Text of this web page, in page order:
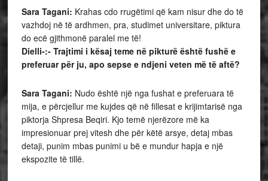
Sara Tagani: Krahas cdo rrugëtimi që kam nisur dhe do të
vazhdoj në të ardhmen, pra, studimet universitare, piktura
do ecë gjithmonë paralel me të!
Dielli-:- Trajtimi i kësaj teme në pikturë është fushë e
preferuar për ju, apo sepse e ndjeni veten më të aftë?
Sara Tagani: Nudo është një nga fushat e preferuara të
mija, e përcjellur me kujdes që në fillesat e krijimtarisë nga
piktorja Shpresa Beqiri. Kjo temë njerëzore më ka
impresionuar prej vitesh dhe për këtë arsye, detaj mbas
detaji, punim mbas punimi u bë e mundur hapja e një
ekspozite të tillë.